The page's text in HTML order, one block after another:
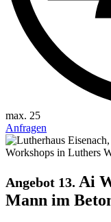
max. 25
Anfragen
Angebot 13. Ai
Mann im